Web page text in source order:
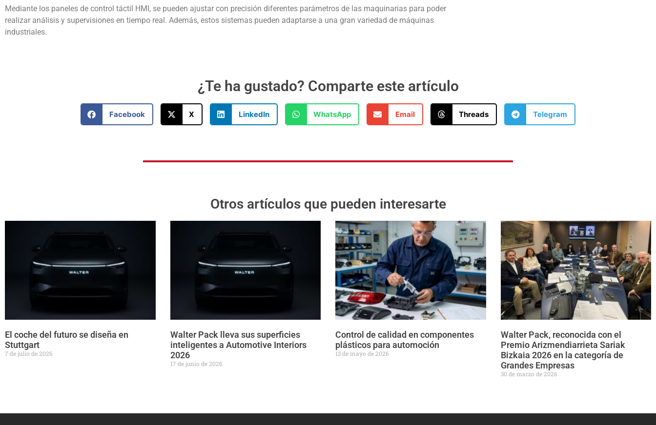
Mediante los paneles de control táctil HMI, se pueden ajustar con precisión diferentes parámetros de las maquinarias para poder
realizar análisis y supervisiones en tiempo real. Además, estos sistemas pueden adaptarse a una gran variedad de máquinas
industriales.
¿Te ha gustado? Comparte este artículo
Facebook X LinkedIn WhatsApp Email Threads Telegram
Otros artículos que pueden interesarte
El coche del futuro se diseña en
Stuttgart
7 de julio de 2026
Walter Pack lleva sus superficies
inteligentes a Automotive Interiors
2026
17 de junio de 2026
Control de calidad en componentes
plásticos para automoción
13 de mayo de 2026
Walter Pack, reconocida con el
Premio Arizmendiarrieta Sariak
Bizkaia 2026 en la categoría de
Grandes Empresas
30 de marzo de 2026